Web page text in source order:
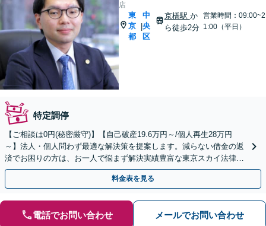
店
東
京
都
|
中
央
区
京橋駅 か
ら徒歩2分
営業時間：09:00~2
1:00（平日）
特定調停
【ご相談は0円(秘密厳守)】【自己破産19.6万円～/個人再生28万円
～】法人・個人問わず最適な解決策を提案します。減らない借金の返
済でお困りの方は、お一人で悩まず解決実績豊富な東京スカイ法律事
務所にご相談ください。
料金表を見る
電話でお問い合わせ メールでお問い合わせ